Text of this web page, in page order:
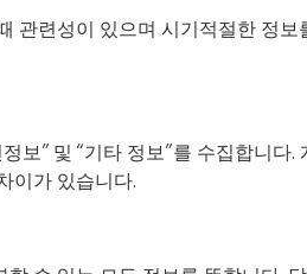
관련성이 있으며 시기적절한 정
보” 및 “기타 정보”를 수집합니
이가 있습니다.